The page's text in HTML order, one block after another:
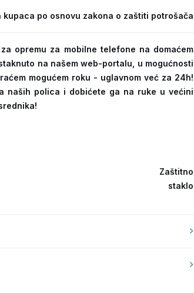
po osnovu zakona o zaštiti potrošača
opremu za mobilne telefone na domaćem
na našem web-portalu, u mogućnosti
mogućem roku - uglavnom već za 24h!
naših polica i dobićete ga na ruke u većini
Zaštitno
staklo